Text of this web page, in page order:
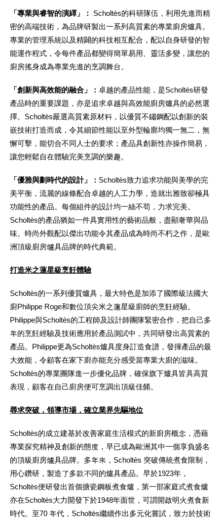
「專業與睿智的演繹」：
Scholtès的科研隊伍，利用先進而精
密的高端技術，為品牌研製出一系列高質素的專業廚房爐具。
專業的管理系統以及精闢的科技相互配合，配以自身研發的智
能運作程式，令每件產品都變得簡單易用、靈活多變，讓您的
廚房搖身成為專業先進的烹調舞台。
「創新與高效能的融合」： 卓越的產品性能，是Scholtès研發
產品時的重要課題，亦是追求卓越與高效能廚房爐具的必然選
擇。Scholtès嚴選高質素原材料，以優質不鏽鋼配以創新的裝
嵌技術打造而成，令其細節性能以至外型輪廓均獨一無二，無
懈可擊，能切合不同人士的要求；產品具創新性亦操作簡易，
讓您輕鬆自在體驗完美烹調的樂趣。
「優雅與劃時代的設計」： Scholtès致力追求功能與美學的完
美平衡，流麗的線條配合卓越的人工力學，造就出雅致卻極具
功能性的產品。每個組件的設計均一絲不苟，力求完美。
Scholtès的產品猶如一件具實用性的藝術品般，盡顯奢華與品
味。時尚外觀配以傑出功能令其產品成為時尚不朽之作，是歐
洲頂級廚房爐具品牌的時代典範。
打造米之蓮星級烹飪體驗
Scholtès的一系列優質爐具，最大特色是加添了國際級法國大
廚Philippe Roge和數位頂尖米之蓮星級廚師的烹飪經驗。
Philippe與Scholtès的工程師及設計師團隊緊密合作，把自己多
年的烹飪經驗及技術應用於產品測試中，共同研發出高質素的
產品。Philippe更為Scholtès爐具度身訂造食譜，發揮產品的最
大效能，令顧客在家下廚亦能充分感受當專業大廚的滋味。
Scholtès的專業團隊進一步優化品牌，確保旗下爐具皆具高質
表現，顧客在自己廚房便可烹調出頂級佳餚。
尋求突破，領導市場，確立業界先驅地位
Scholtès的成立建基於改善家庭生活模式的新廚房概念，憑藉
專業探究精神及創新的態度，早已成為歐洲其中一個享負盛名
的頂級廚房爐具品牌。多年來，Scholtès 突破傳統煮食限制，
用心鑽研，製造了多款不同的爐具產品。早於1923年，
Scholtès便研發出首個搪瓷鋼板煮食爐，第一部家庭式煮食爐
亦在Scholtès大力開發下於1948年面世，可謂開啟明火煮食新
時代。至70 年代，Scholtès繼續作出多元化嘗試，致力於技術